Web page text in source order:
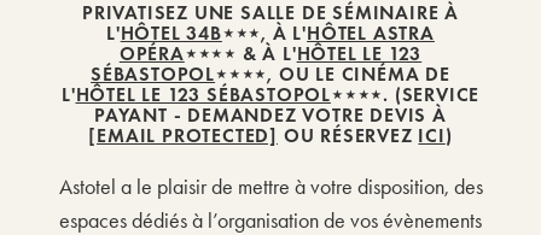
PRIVATISEZ UNE SALLE DE SÉMINAIRE À
L'HÔTEL 34B⋆⋆⋆, À L'HÔTEL ASTRA
OPÉRA⋆⋆⋆⋆ & À L'HÔTEL LE 123
SÉBASTOPOL⋆⋆⋆⋆, OU LE CINÉMA DE
L'HÔTEL LE 123 SÉBASTOPOL⋆⋆⋆⋆. (SERVICE
PAYANT - DEMANDEZ VOTRE DEVIS À
[EMAIL PROTECTED] OU RÉSERVEZ ICI)
Astotel a le plaisir de mettre à votre disposition, des
espaces dédiés à l’organisation de vos évènements